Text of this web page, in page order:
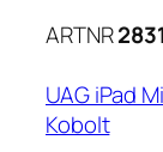
ARTNR
UAG iPad
Kobolt